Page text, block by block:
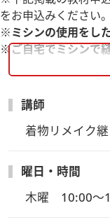
をお申込みください。
※ミシンの使用をし
※ご自宅でミシンで
講師
着物リメイク
曜日・時間
木曜　10:00～